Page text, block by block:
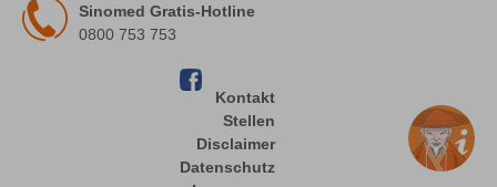
Sinomed Gratis-Hotline
0800 753 753
Kontakt
Stellen
Disclaimer
Datenschutz